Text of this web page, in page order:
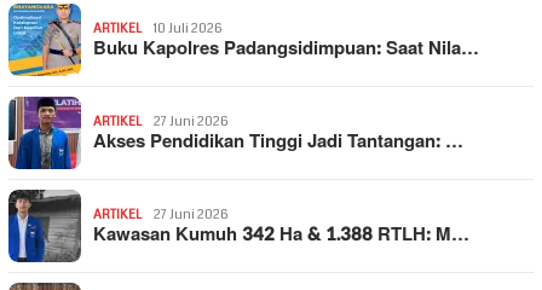
ARTIKEL 10 Juli 2026
Buku Kapolres Padangsidimpuan: Saat Nila…
ARTIKEL 27 Juni 2026
Akses Pendidikan Tinggi Jadi Tantangan: …
ARTIKEL 27 Juni 2026
Kawasan Kumuh 342 Ha & 1.388 RTLH: M…